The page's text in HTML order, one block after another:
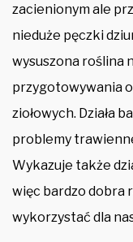
zacienionym ale
nieduże pęczki
wysuszona roślina
przygotowywania
ziołowych. Działa
problemy
Wykazuje także
więc bardzo dobra
wykorzystać dla